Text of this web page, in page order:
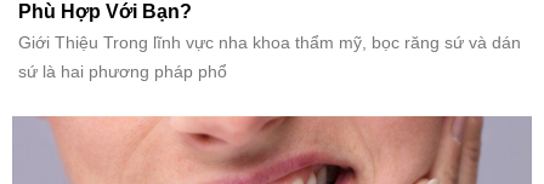
Phù Hợp Với Bạn?
Giới Thiệu Trong lĩnh vực nha khoa thẩm mỹ, bọc răng sứ và dán
sứ là hai phương pháp phổ